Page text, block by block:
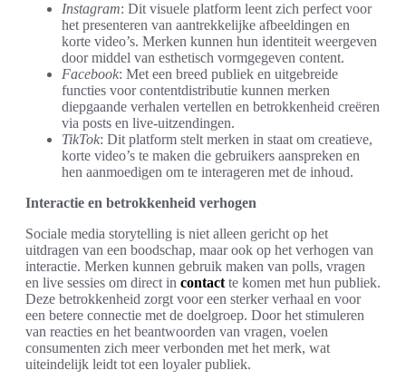
Instagram: Dit visuele platform leent zich perfect voor
het presenteren van aantrekkelijke afbeeldingen en
korte video’s. Merken kunnen hun identiteit weergeven
door middel van esthetisch vormgegeven content.
Facebook: Met een breed publiek en uitgebreide
functies voor contentdistributie kunnen merken
diepgaande verhalen vertellen en betrokkenheid creëren
via posts en live-uitzendingen.
TikTok: Dit platform stelt merken in staat om creatieve,
korte video’s te maken die gebruikers aanspreken en
hen aanmoedigen om te interageren met de inhoud.
Interactie en betrokkenheid verhogen
Sociale media storytelling is niet alleen gericht op het
uitdragen van een boodschap, maar ook op het verhogen van
interactie. Merken kunnen gebruik maken van polls, vragen
en live sessies om direct in contact te komen met hun publiek.
Deze betrokkenheid zorgt voor een sterker verhaal en voor
een betere connectie met de doelgroep. Door het stimuleren
van reacties en het beantwoorden van vragen, voelen
consumenten zich meer verbonden met het merk, wat
uiteindelijk leidt tot een loyaler publiek.